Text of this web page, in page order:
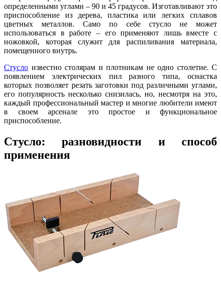
определенными углами – 90 и 45 градусов. Изготавливают это
приспособление из дерева, пластика или легких сплавов
цветных металлов. Само по себе стусло не может
использоваться в работе – его применяют лишь вместе с
ножовкой, которая служит для распиливания материала,
помещенного внутрь.
Стусло известно столярам и плотникам не одно столетие. С
появлением электрических пил разного типа, оснастка
которых позволяет резать заготовки под различными углами,
его популярность несколько снизилась, но, несмотря на это,
каждый профессиональный мастер и многие любители имеют
в своем арсенале это простое и функциональное
приспособление.
Стусло: разновидности и способ
применения